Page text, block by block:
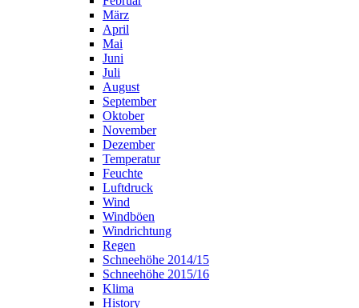
März
April
Mai
Juni
Juli
August
September
Oktober
November
Dezember
Temperatur
Feuchte
Luftdruck
Wind
Windböen
Windrichtung
Regen
Schneehöhe 2014/15
Schneehöhe 2015/16
Klima
History